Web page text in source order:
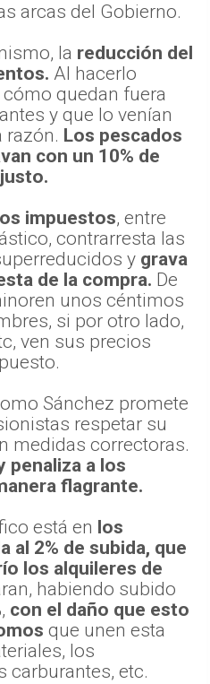
arcas del Gobierno.
la reducción del
Al hacerlo
quedan fuera
y que lo venían
razón. Los pescados
con un 10% de
impuestos, entre
contrarresta las
y grava
de la compra. De
unos céntimos
si por otro lado,
ven sus precios
Sánchez promete
respetar su
medidas correctoras.
penaliza a los
flagrante.
está en los
al 2% de subida, que
los alquileres de
habiendo subido
con el daño que esto
que unen esta
los
carburantes, etc.